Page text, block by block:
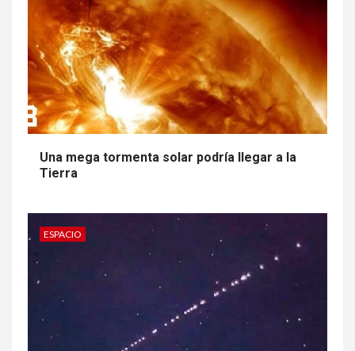
Una mega tormenta solar podría llegar a la
Tierra
ESPACIO